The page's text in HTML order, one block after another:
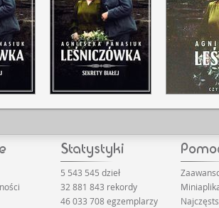
5 543 545 dzieł
32 881 843 rekordy
46 033 708 egzemplarzy